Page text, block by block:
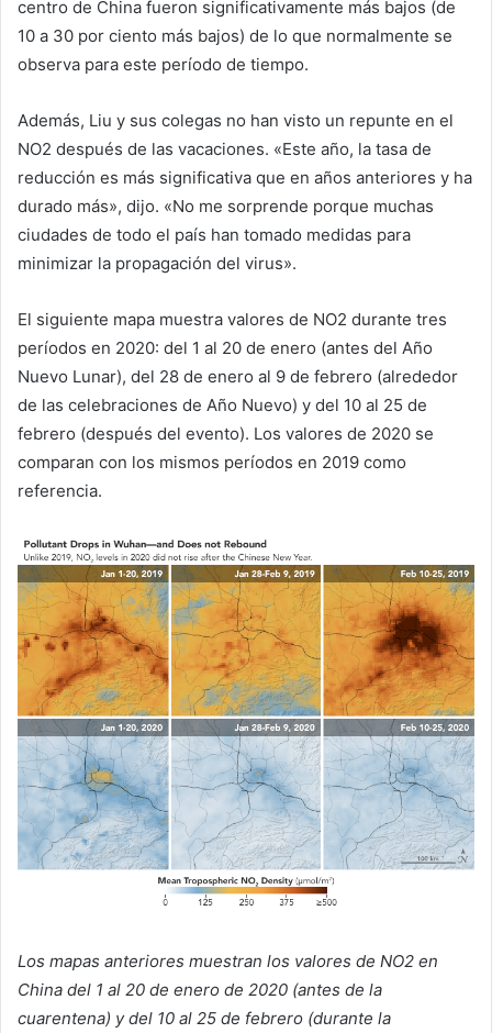
centro de China fueron significativamente más bajos (de
10 a 30 por ciento más bajos) de lo que normalmente se
observa para este período de tiempo.
Además, Liu y sus colegas no han visto un repunte en el
NO2 después de las vacaciones. «Este año, la tasa de
reducción es más significativa que en años anteriores y ha
durado más», dijo. «No me sorprende porque muchas
ciudades de todo el país han tomado medidas para
minimizar la propagación del virus».
El siguiente mapa muestra valores de NO2 durante tres
períodos en 2020: del 1 al 20 de enero (antes del Año
Nuevo Lunar), del 28 de enero al 9 de febrero (alrededor
de las celebraciones de Año Nuevo) y del 10 al 25 de
febrero (después del evento). Los valores de 2020 se
comparan con los mismos períodos en 2019 como
referencia.
Los mapas anteriores muestran los valores de NO2 en
China del 1 al 20 de enero de 2020 (antes de la
cuarentena) y del 10 al 25 de febrero (durante la